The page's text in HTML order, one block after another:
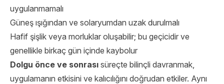
uygulanmamalı
Güneş ışığından ve solaryumdan uzak durulmalı
Hafif şişlik veya morluklar oluşabilir; bu geçicidir ve
genellikle birkaç gün içinde kaybolur
Dolgu önce ve sonrası süreçte bilinçli davranmak,
uygulamanın etkisini ve kalıcılığını doğrudan etkiler. Aynı